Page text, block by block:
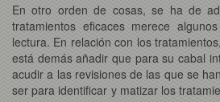
En otro orden de cosas, se ha de
tratamientos eficaces merece
lectura. En relación con los
está demás añadir que para su cabal
acudir a las revisiones de las que se
ser para identificar y matizar los